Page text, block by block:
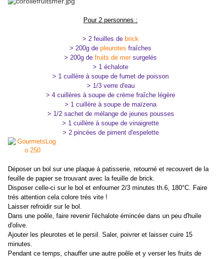
Pour 2 personnes :
> 2 feuilles de brick
> 200g de pleurotes fraîches
> 200g de fruits de mersurgelés
> 1 échalote
> 1 cuillère à soupe de fumet de poisson
> 1/3 verre d'eau
> 4 cuillères à soupe de crème fraîche légère
> 1 cuillère à soupe de maïzena
> 1/2 sachet de mélange de jeunes pousses
> 1 cuillère à soupe de vinaigrette
> 2 pincées de piment d'espelette
Déposer un bol sur une plaque à patisserie, retourné et recouvert de la
feuille de papier se trouvant avec la feuille de brick.
Disposer celle-ci sur le bol et enfourner 2/3 minutes th.6, 180°C. Faire
trés attention cela colore trés vite !
Laisser refroidir sur le bol.
Dans une poêle, faire revenir l'échalote émincée dans un peu d'huile
d'olive.
Ajouter les pleurotes et le persil. Saler, poivrer et laisser cuire 15
minutes.
Pendant ce temps, chauffer une autre poêle et y verser les fruits de